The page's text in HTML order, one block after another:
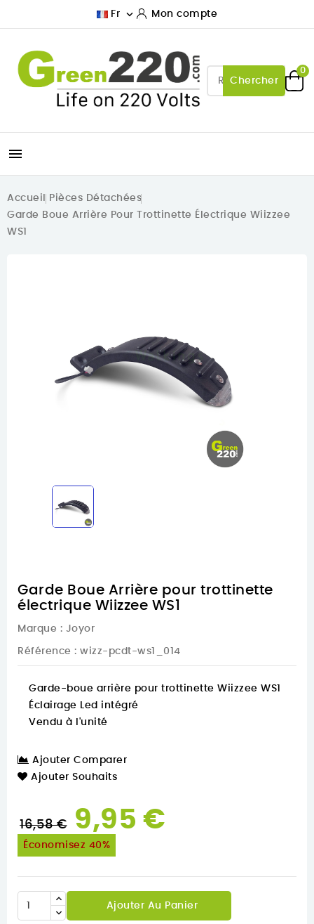
Fr  Mon compte
Chercher
0

Accueil
Pièces Détachées
Garde Boue Arrière Pour Trottinette Électrique Wiizzee
WS1
Garde Boue Arrière pour trottinette
électrique Wiizzee WS1
Marque : Joyor
Référence : wizz-pcdt-ws1_014
Garde-boue arrière pour trottinette Wiizzee WS1
Éclairage Led intégré
Vendu à l'unité
Ajouter Comparer
Ajouter Souhaits
16,58 € 9,95 €
Économisez 40%
Ajouter Au Panier